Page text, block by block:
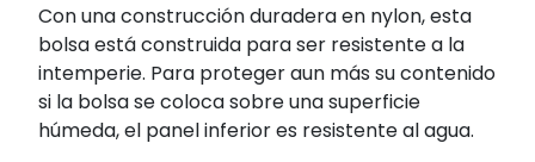
Con una construcción duradera en nylon, esta
bolsa está construida para ser resistente a la
intemperie. Para proteger aun más su contenido
si la bolsa se coloca sobre una superficie
húmeda, el panel inferior es resistente al agua.